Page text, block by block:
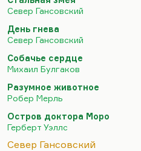
новеллистом. Во всяком
Ну, «Стальная змея» —
новеллы войдут, я думаю,
мировой фантастики.
«Полигон». Кстати, одно
диссидентских
то ли в «Науке и жизни»,
молодёжи» — ну, в
настоящая фантастика
второй рассказ — «День…
Север Гансовский
День гнева
Север Гансовский
Собачье сердце
Михаил Булгаков
Разумное животное
Робер Мерль
Остров доктора Моро
Герберт Уэллс
Север Гансовский